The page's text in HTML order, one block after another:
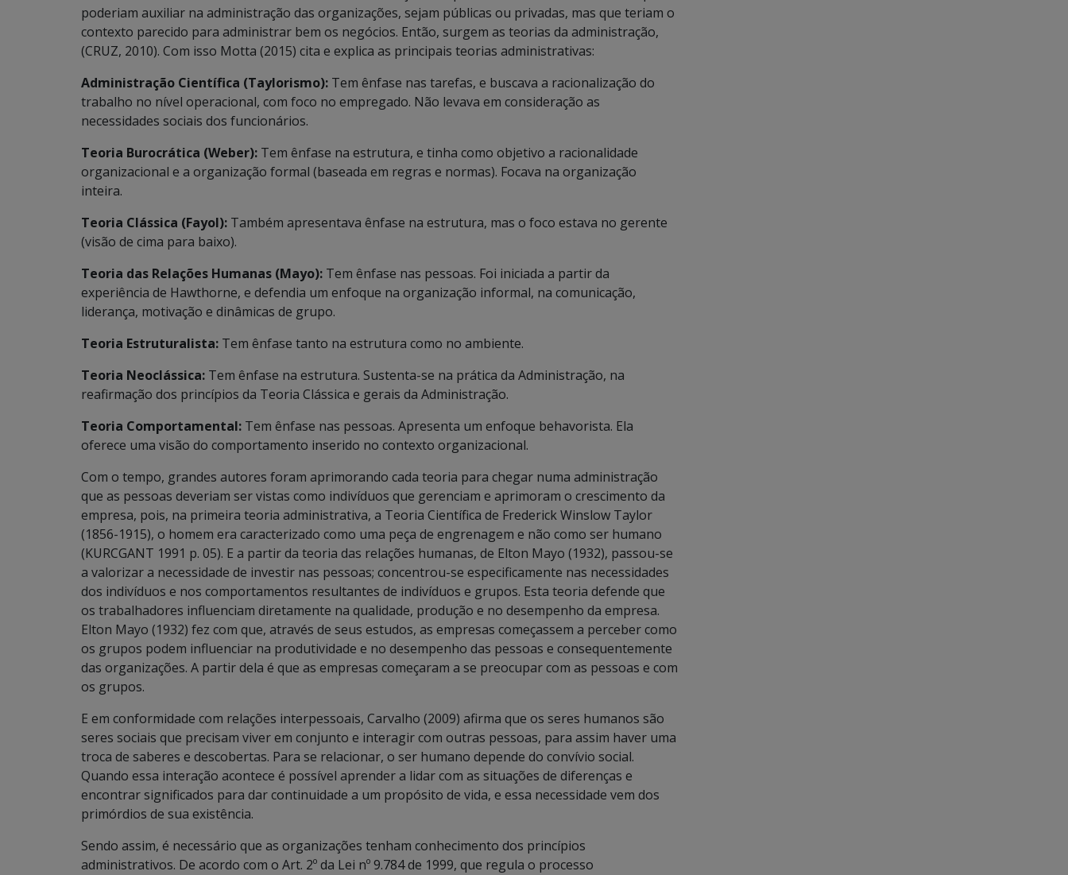
poderiam auxiliar na administração das organizações, sejam públicas ou privadas, mas que teriam o
contexto parecido para administrar bem os negócios. Então, surgem as teorias da administração,
(CRUZ, 2010). Com isso Motta (2015) cita e explica as principais teorias administrativas:
Administração Científica (Taylorismo): Tem ênfase nas tarefas, e buscava a racionalização do
trabalho no nível operacional, com foco no empregado. Não levava em consideração as
necessidades sociais dos funcionários.
Teoria Burocrática (Weber): Tem ênfase na estrutura, e tinha como objetivo a racionalidade
organizacional e a organização formal (baseada em regras e normas). Focava na organização
inteira.
Teoria Clássica (Fayol): Também apresentava ênfase na estrutura, mas o foco estava no gerente
(visão de cima para baixo).
Teoria das Relações Humanas (Mayo): Tem ênfase nas pessoas. Foi iniciada a partir da
experiência de Hawthorne, e defendia um enfoque na organização informal, na comunicação,
liderança, motivação e dinâmicas de grupo.
Teoria Estruturalista: Tem ênfase tanto na estrutura como no ambiente.
Teoria Neoclássica: Tem ênfase na estrutura. Sustenta-se na prática da Administração, na
reafirmação dos princípios da Teoria Clássica e gerais da Administração.
Teoria Comportamental: Tem ênfase nas pessoas. Apresenta um enfoque behavorista. Ela
oferece uma visão do comportamento inserido no contexto organizacional.
Com o tempo, grandes autores foram aprimorando cada teoria para chegar numa administração
que as pessoas deveriam ser vistas como indivíduos que gerenciam e aprimoram o crescimento da
empresa, pois, na primeira teoria administrativa, a Teoria Científica de Frederick Winslow Taylor
(1856-1915), o homem era caracterizado como uma peça de engrenagem e não como ser humano
(KURCGANT 1991 p. 05). E a partir da teoria das relações humanas, de Elton Mayo (1932), passou-se
a valorizar a necessidade de investir nas pessoas; concentrou-se especificamente nas necessidades
dos indivíduos e nos comportamentos resultantes de indivíduos e grupos. Esta teoria defende que
os trabalhadores influenciam diretamente na qualidade, produção e no desempenho da empresa.
Elton Mayo (1932) fez com que, através de seus estudos, as empresas começassem a perceber como
os grupos podem influenciar na produtividade e no desempenho das pessoas e consequentemente
das organizações. A partir dela é que as empresas começaram a se preocupar com as pessoas e com
os grupos.
E em conformidade com relações interpessoais, Carvalho (2009) afirma que os seres humanos são
seres sociais que precisam viver em conjunto e interagir com outras pessoas, para assim haver uma
troca de saberes e descobertas. Para se relacionar, o ser humano depende do convívio social.
Quando essa interação acontece é possível aprender a lidar com as situações de diferenças e
encontrar significados para dar continuidade a um propósito de vida, e essa necessidade vem dos
primórdios de sua existência.
Sendo assim, é necessário que as organizações tenham conhecimento dos princípios
administrativos. De acordo com o Art. 2º da Lei nº 9.784 de 1999, que regula o processo